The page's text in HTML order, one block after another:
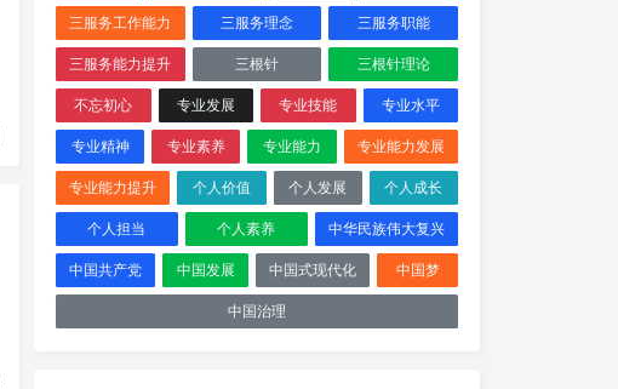
三服务工作能力
三服务理念
三服务职能
三服务能力提升
三根针
三根针理论
不忘初心
专业发展 专业技能
专业水平
专业精神
专业素养 专业能力
专业能力发展
专业能力提升
个人价值 个人发展
个人成长
个人担当
个人素养
中华民族伟大复兴
中国共产党
中国发展 中国式现代化
中国梦
中国治理